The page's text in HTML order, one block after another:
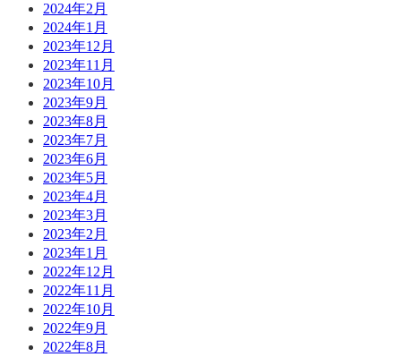
2024年2月
2024年1月
2023年12月
2023年11月
2023年10月
2023年9月
2023年8月
2023年7月
2023年6月
2023年5月
2023年4月
2023年3月
2023年2月
2023年1月
2022年12月
2022年11月
2022年10月
2022年9月
2022年8月